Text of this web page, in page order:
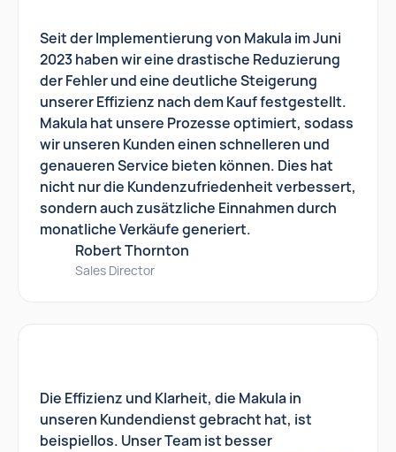
Seit der Implementierung von Makula im Juni
2023 haben wir eine drastische Reduzierung
der Fehler und eine deutliche Steigerung
unserer Effizienz nach dem Kauf festgestellt.
Makula hat unsere Prozesse optimiert, sodass
wir unseren Kunden einen schnelleren und
genaueren Service bieten können. Dies hat
nicht nur die Kundenzufriedenheit verbessert,
sondern auch zusätzliche Einnahmen durch
monatliche Verkäufe generiert.
Robert Thornton
Sales Director
Die Effizienz und Klarheit, die Makula in
unseren Kundendienst gebracht hat, ist
beispiellos. Unser Team ist besser